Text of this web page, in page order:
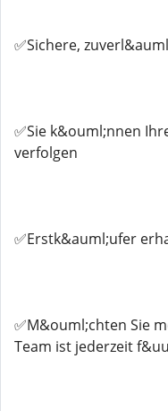
✅Sichere,
✅Sie k&ouml;nnen
verfolgen
✅Erstk&auml;ufer
✅M&ouml;chten Sie
Team ist jederzeit